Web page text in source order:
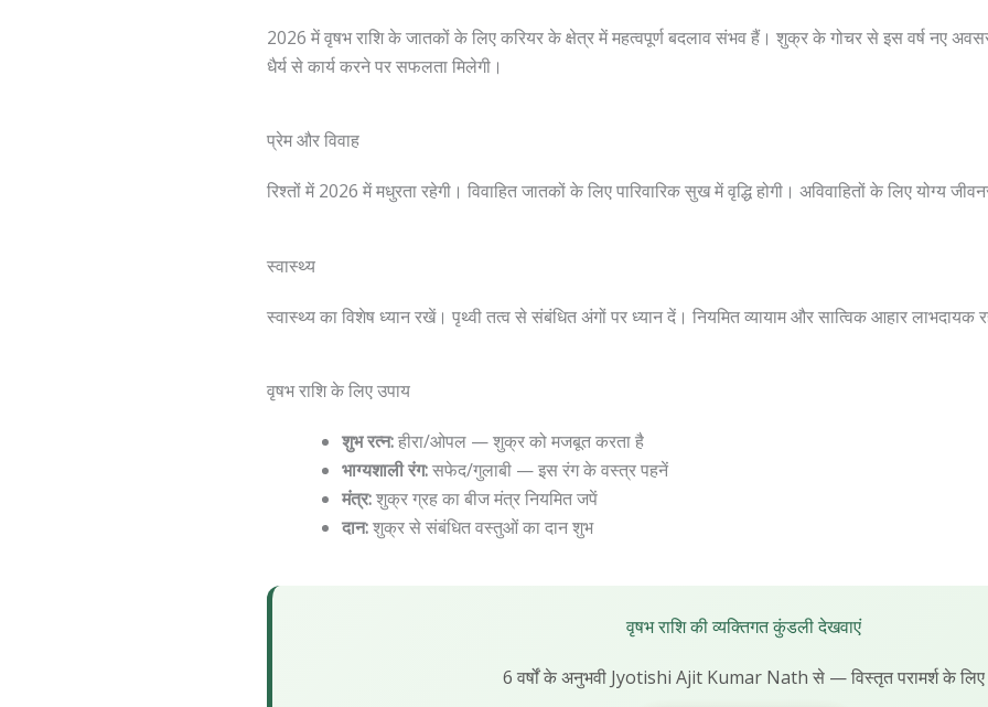
2026 में वृषभ राशि के जातकों के लिए करियर के क्षेत्र में महत्वपूर्ण बदलाव संभव हैं। शुक्र के गोचर से इस वर्ष नए
धैर्य से कार्य करने पर सफलता मिलेगी।
प्रेम और विवाह
रिश्तों में 2026 में मधुरता रहेगी। विवाहित जातकों के लिए पारिवारिक सुख में वृद्धि होगी। अविवाहितों के लिए योग्य
स्वास्थ्य
स्वास्थ्य का विशेष ध्यान रखें। पृथ्वी तत्व से संबंधित अंगों पर ध्यान दें। नियमित व्यायाम और सात्विक आहार लाभदायक
वृषभ राशि के लिए उपाय
शुभ रत्न:हीरा/ओपल — शुक्र को मजबूत करता है
भाग्यशाली रंग:सफेद/गुलाबी — इस रंग के वस्त्र पहनें
मंत्र:शुक्र ग्रह का बीज मंत्र नियमित जपें
दान:शुक्र से संबंधित वस्तुओं का दान शुभ
वृषभ राशि की व्यक्तिगत कुंडली देखवाएं
6 वर्षों के अनुभवी Jyotishi Ajit Kumar Nath से — विस्तृत परामर्श के लिए